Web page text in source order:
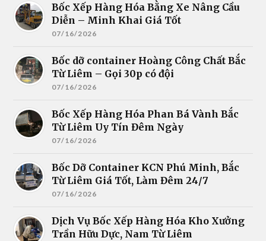
Bốc Xếp Hàng Hóa Bằng Xe Nâng Cầu
Diễn – Minh Khai Giá Tốt
07/16/2026
Bốc dỡ container Hoàng Công Chất Bắc
Từ Liêm – Gọi 30p có đội
07/16/2026
Bốc Xếp Hàng Hóa Phan Bá Vành Bắc
Từ Liêm Uy Tín Đêm Ngày
07/16/2026
Bốc Dỡ Container KCN Phú Minh, Bắc
Từ Liêm Giá Tốt, Làm Đêm 24/7
07/16/2026
Dịch Vụ Bốc Xếp Hàng Hóa Kho Xưởng
Trần Hữu Dực, Nam Từ Liêm